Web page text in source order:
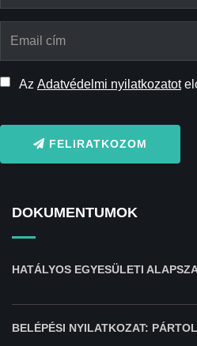
Az Adatvédelmi nyilatkozatot
FELIRATKOZOM
DOKUMENTUMOK
HATÁLYOS EGYESÜLETI
BELÉPÉSI NYILATKOZAT: